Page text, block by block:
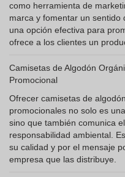
como herramienta de
marca y fomentar un sentido
una opción efectiva para
ofrece a los clientes un
Camisetas de Algodón
Promocional
Ofrecer camisetas de
promocionales no solo es
sino que también comunica
responsabilidad ambiental.
su calidad y por el mensaje
empresa que las distribuye.